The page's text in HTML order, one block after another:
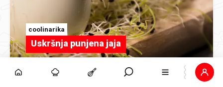
coolinarika
Uskršnja punjena jaja